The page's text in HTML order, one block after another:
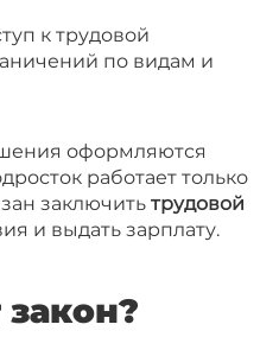
к трудовой
по видам и
оформляются
работает только
заключить трудовой
и выдать зарплату.
закон?